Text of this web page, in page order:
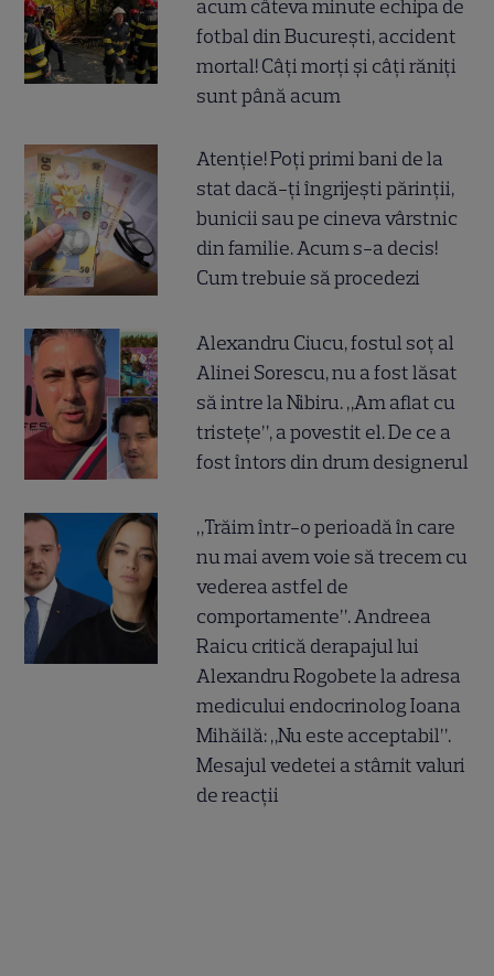
acum câteva minute echipa de
fotbal din București, accident
mortal! Câți morți și câți răniți
sunt până acum
Atenție! Poți primi bani de la
stat dacă-ți îngrijești părinții,
bunicii sau pe cineva vârstnic
din familie. Acum s-a decis!
Cum trebuie să procedezi
Alexandru Ciucu, fostul soț al
Alinei Sorescu, nu a fost lăsat
să intre la Nibiru. „Am aflat cu
tristețe”, a povestit el. De ce a
fost întors din drum designerul
„Trăim într-o perioadă în care
nu mai avem voie să trecem cu
vederea astfel de
comportamente”. Andreea
Raicu critică derapajul lui
Alexandru Rogobete la adresa
medicului endocrinolog Ioana
Mihăilă: „Nu este acceptabil”.
Mesajul vedetei a stârnit valuri
de reacții